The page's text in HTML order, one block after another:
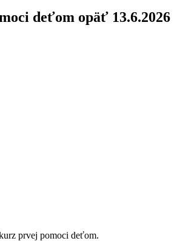
deťom opäť 13.6.2026
prvej pomoci deťom.